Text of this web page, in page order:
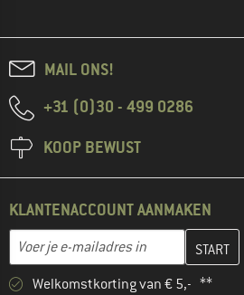
MAIL ONS!
+31 (0)30 - 499 0286
KOOP BEWUST
KLANTENACCOUNT AANMAKEN
E-mailadres
Vul je e-mailadres hier in en maak in
Welkomstkorting van € 5,- **